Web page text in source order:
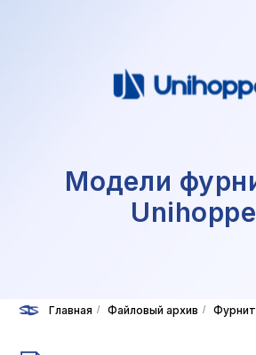
Модели
Главная / Файловый архив /